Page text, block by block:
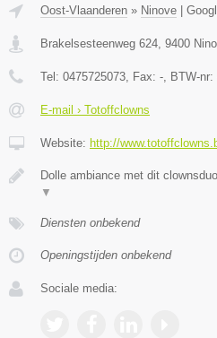
Oost-Vlaanderen » Ninove
Brakelsesteenweg 624 9400
Tel: 0475725073 , Fax: - , BTW-nr:
E-mail › Totoffclowns
Website: http://
Dolle ambiance met dit
▼
Diensten onbekend
Openingstijden onbekend
Sociale media: